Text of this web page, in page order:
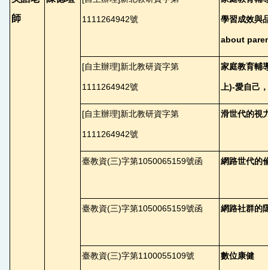
師
1111264942號 學習成效與
about
[自主辦理]新北教研資字第
1111264942號
家庭教育輔
上)-愛自己
[自主辦理]新北教研資字第
1111264942號
滑世代的視
臺教資(三)字第1050065159號函 網路世代的
臺教資(三)字第1050065159號函 網路社群的
臺教資(三)字第1100055109號 數位康健